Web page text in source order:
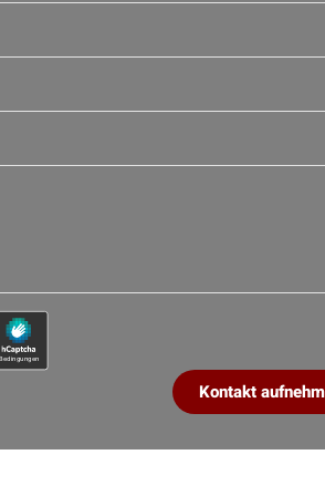
Kontakt